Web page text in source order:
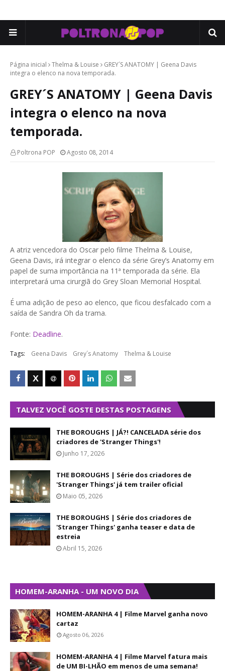
Página inicial Thelma & Louise
GREY´S ANATOMY | Geena Davis
integra o elenco na nova temporada.
GREY´S ANATOMY | Geena Davis
integra o elenco na nova
temporada.
Poltrona POP Agosto 08, 2014
A atriz vencedora do Oscar pelo filme Thelma & Louise,
Geena Davis, irá integrar o elenco da série Grey’s Anatomy em
papel de suma importância na 11ª temporada da série. Ela
interpretará uma cirurgiã do Grey Sloan Memorial Hospital.
É uma adição de peso ao elenco, que ficou desfalcado com a
saída de Sandra Oh da trama.
Fonte: Deadline.
Tags: Geena Davis Grey´s Anatomy Thelma & Louise
TALVEZ VOCÊ GOSTE DESTAS POSTAGENS
THE BOROUGHS | JÁ?! CANCELADA série dos
criadores de 'Stranger Things'!
Junho 17, 2026
THE BOROUGHS | Série dos criadores de
'Stranger Things' já tem trailer oficial
Maio 05, 2026
THE BOROUGHS | Série dos criadores de
'Stranger Things' ganha teaser e data de
estreia
Abril 15, 2026
HOMEM-ARANHA - UM NOVO DIA
HOMEM-ARANHA 4 | Filme Marvel ganha novo
cartaz
Agosto 06, 2026
HOMEM-ARANHA 4 | Filme Marvel fatura mais
de UM BI-LHÃO em menos de uma semana!